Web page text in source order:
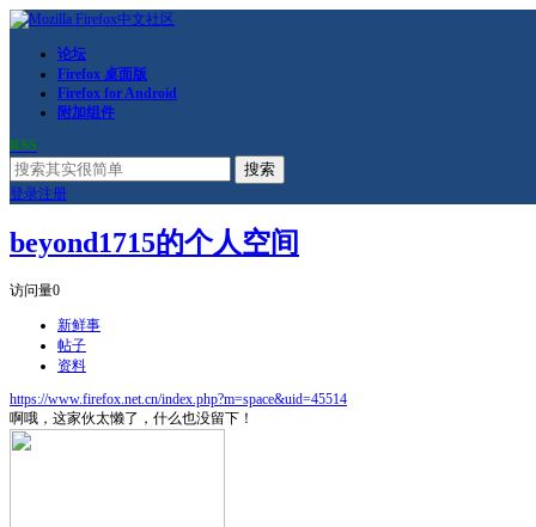
论坛
Firefox 桌面版
Firefox for Android
附加组件
RSS
搜索
登录注册
beyond1715的个人空间
访问量0
新鲜事
帖子
资料
https://www.firefox.net.cn/index.php?m=space&uid=45514
啊哦，这家伙太懒了，什么也没留下！